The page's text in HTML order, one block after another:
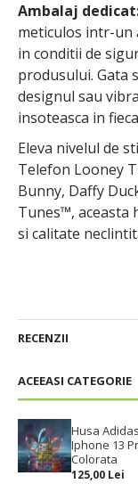
ACEEASI CATEGORIE
Husa
Iphone 13
Colorata
125,00 Lei
Ambalaj
meticulos intr-un
in conditii de
produsului. Gata
designul sau
insoteasca in
Eleva nivelul de
Telefon Looney
Bunny, Daffy
Tunes™, aceasta
si calitate
RECENZII